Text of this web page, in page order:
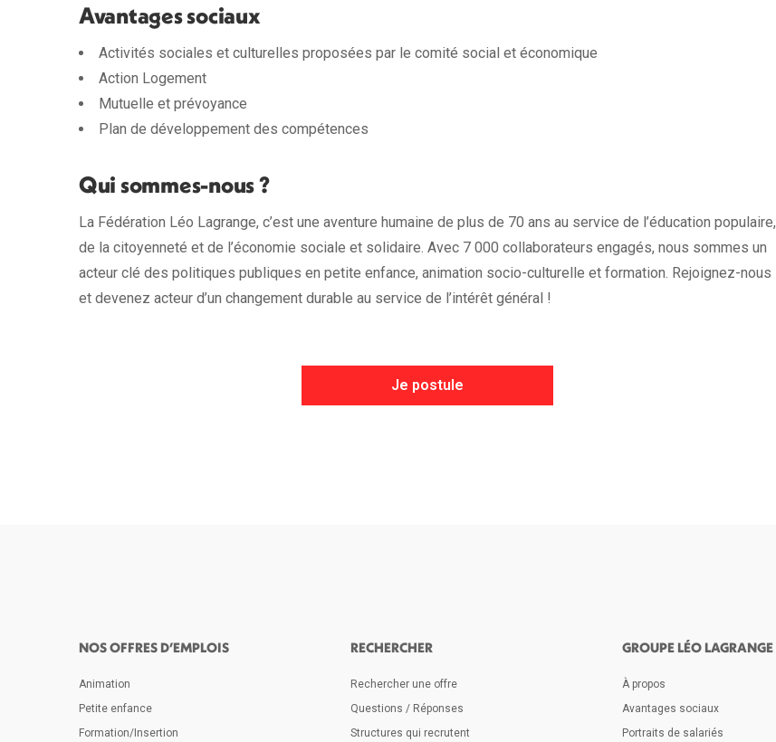
Avantages sociaux
Activités sociales et culturelles proposées par le comité social et économique
Action Logement
Mutuelle et prévoyance
Plan de développement des compétences
Qui sommes-nous ?
La Fédération Léo Lagrange, c’est une aventure humaine de plus de 70 ans au service de l’éducation populaire,
de la citoyenneté et de l’économie sociale et solidaire. Avec 7 000 collaborateurs engagés, nous sommes un
acteur clé des politiques publiques en petite enfance, animation socio-culturelle et formation. Rejoignez-nous
et devenez acteur d’un changement durable au service de l’intérêt général !
Je postule
NOS OFFRES D’EMPLOIS
Animation
Petite enfance
Formation/Insertion
RECHERCHER
Rechercher une offre
Questions / Réponses
Structures qui recrutent
GROUPE LÉO LAGRANGE
À propos
Avantages sociaux
Portraits de salariés